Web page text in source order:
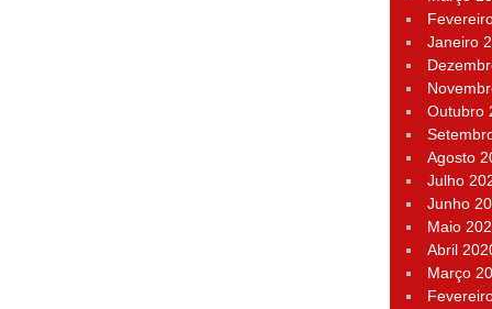
Janeiro
Outubro
Agosto
Julho
Junho
Maio
Abril
Março